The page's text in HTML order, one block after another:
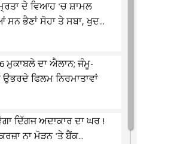
ਦੇ ਵਿਆਹ 'ਚ ਸ਼ਾਮਲ
ਭੈਣਾਂ ਸੋਹਾ ਤੇ ਸਬਾ, ਖੁਦ...
ਮੁਕਾਬਲੇ ਦਾ ਐਲਾਨ; ਜੰਮੂ-
ਫਿਲਮ ਨਿਰਮਾਤਾਵਾਂ
ਦਿੱਗਜ ਅਦਾਕਾਰ ਦਾ ਘਰ !
ਨਾ ਮੋੜਨ 'ਤੇ ਬੈਂਕ...